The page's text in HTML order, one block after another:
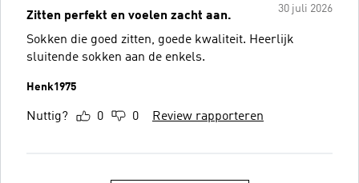
30 juli 2026
Zitten perfekt en voelen zacht aan.
Sokken die goed zitten, goede kwaliteit. Heerlijk
sluitende sokken aan de enkels.
Henk1975
Nuttig? 0 0 Review rapporteren